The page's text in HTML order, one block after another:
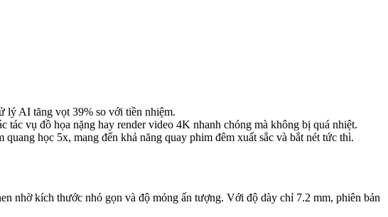
lý AI tăng vọt 39% so với tiền nhiệm.
vụ đồ họa nặng hay render video 4K nhanh chóng mà không bị quá nhiệt.
học 5x, mang đến khả năng quay phim đêm xuất sắc và bắt nét tức thì.
nhờ kích thước nhỏ gọn và độ mỏng ấn tượng. Với độ dày chỉ 7.2 mm, phiên bản